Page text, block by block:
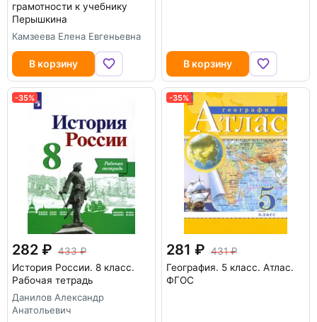
грамотности к учебнику
Перышкина
Камзеева Елена Евгеньевна
В корзину В корзину
-35%
282
433
История России. 8 класс.
Рабочая тетрадь
Данилов Александр
Анатольевич
-35%
281
431
География. 5 класс. Атлас.
ФГОС